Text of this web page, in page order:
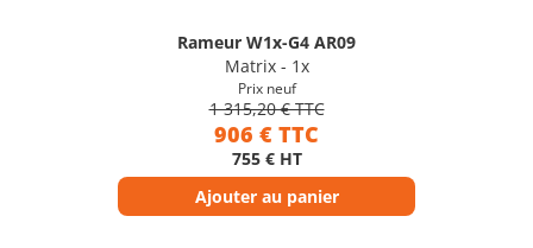
Rameur W1x-G4 AR09
Matrix - 1x
Prix neuf
1 315,20 € TTC
906 € TTC
755 € HT
Ajouter au panier